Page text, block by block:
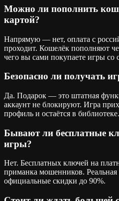
Можно ли пополнить
картой?
Напрямую — нет, оплата с
проходит. Кошелёк пополняют
чего вы сами покупаете игры со
Безопасно ли получать
Да. Подарок — это штатная
аккаунт не блокируют. Игра
профиль и остаётся в библиотеке.
Бывают ли бесплатные
игры?
Нет. Бесплатных ключей на
приманка мошенников.
официальные скидки до 90%.